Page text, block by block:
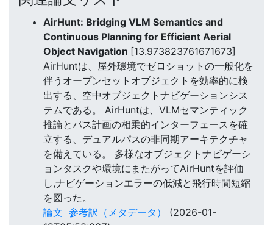
AirHunt: Bridging VLM Semantics and
Continuous Planning for Efficient Aerial
Object Navigation [13.973823761671673]
AirHuntは、屋外環境でゼロショットの一般化を
伴うオープンセットオブジェクトを効率的に検
出する、空中オブジェクトナビゲーションシス
テムである。 AirHuntは、VLMセマンティック
推論とパス計画の相乗的インターフェースを確
立する、デュアルパスの非同期アーキテクチャ
を備えている。 多様なオブジェクトナビゲーシ
ョンタスクや環境にまたがってAirHuntを評価
し,ナビゲーションエラーの低減と飛行時間短縮
を図った。
論文 参考訳（メタデータ）
(2026-01-